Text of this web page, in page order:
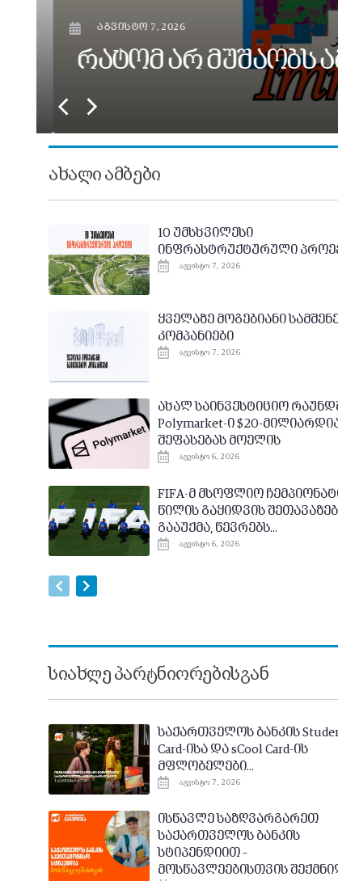
აგვისტო 7, 2026
რატომ არ მუშაობს
ახალი ამბები
10 უმსხვილესი
ინფრასტრუქტურული
აგვისტო 7, 2026
ყველაზე მოგებიანი
კომპანიები
აგვისტო 7, 2026
ახალ საინვესტიციო
Polymarket-ი $20-
შეფასებას მოელის
აგვისტო 6, 2026
FIFA-მ მსოფლიო
წილის გაყიდვის
გააუქმა, წევრებს...
აგვისტო 6, 2026
სიახლე პარტნიორებისგან
საქართველოს ბანკის
Card-ისა და sCool Card-ის
მფლობელები...
აგვისტო 7, 2026
ისწავლე საზღვარგარეთ
საქართველოს ბანკის
სტიპენდიით –
მოსწავლეებისთვის